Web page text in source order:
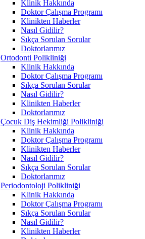
Klinik Hakkında
Doktor Çalışma Programı
Klinikten Haberler
Nasıl Gidilir?
Sıkça Sorulan Sorular
Doktorlarımız
Ortodonti Polikliniği
Klinik Hakkında
Doktor Çalışma Programı
Sıkça Sorulan Sorular
Nasıl Gidilir?
Klinikten Haberler
Doktorlarımız
Çocuk Diş Hekimliği Polikliniği
Klinik Hakkında
Doktor Çalışma Programı
Klinikten Haberler
Nasıl Gidilir?
Sıkça Sorulan Sorular
Doktorlarımız
Periodontoloji Polikliniği
Klinik Hakkında
Doktor Çalışma Programı
Sıkça Sorulan Sorular
Nasıl Gidilir?
Klinikten Haberler